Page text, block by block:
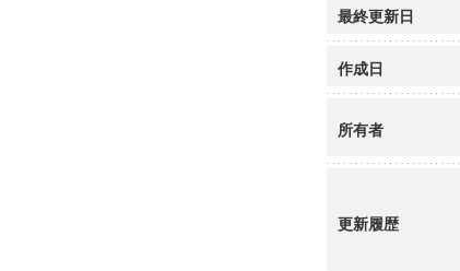
最終更新日
作成日
所有者
更新履歴